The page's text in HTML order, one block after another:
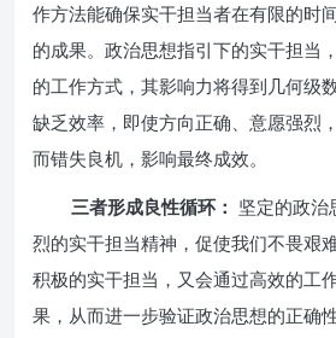
作方法能确保实干担当者在有限的时
的成果。政治思想指引下的实干担当
的工作方式，其影响力将得到几何级
缺乏效率，即使方向正确、意愿强烈
而错失良机，影响最终成效。
三者形成良性循环： 坚定的政治
烈的实干担当精神，促使我们不畏艰
积极的实干担当，又会通过高效的工
果，从而进一步验证政治思想的正确